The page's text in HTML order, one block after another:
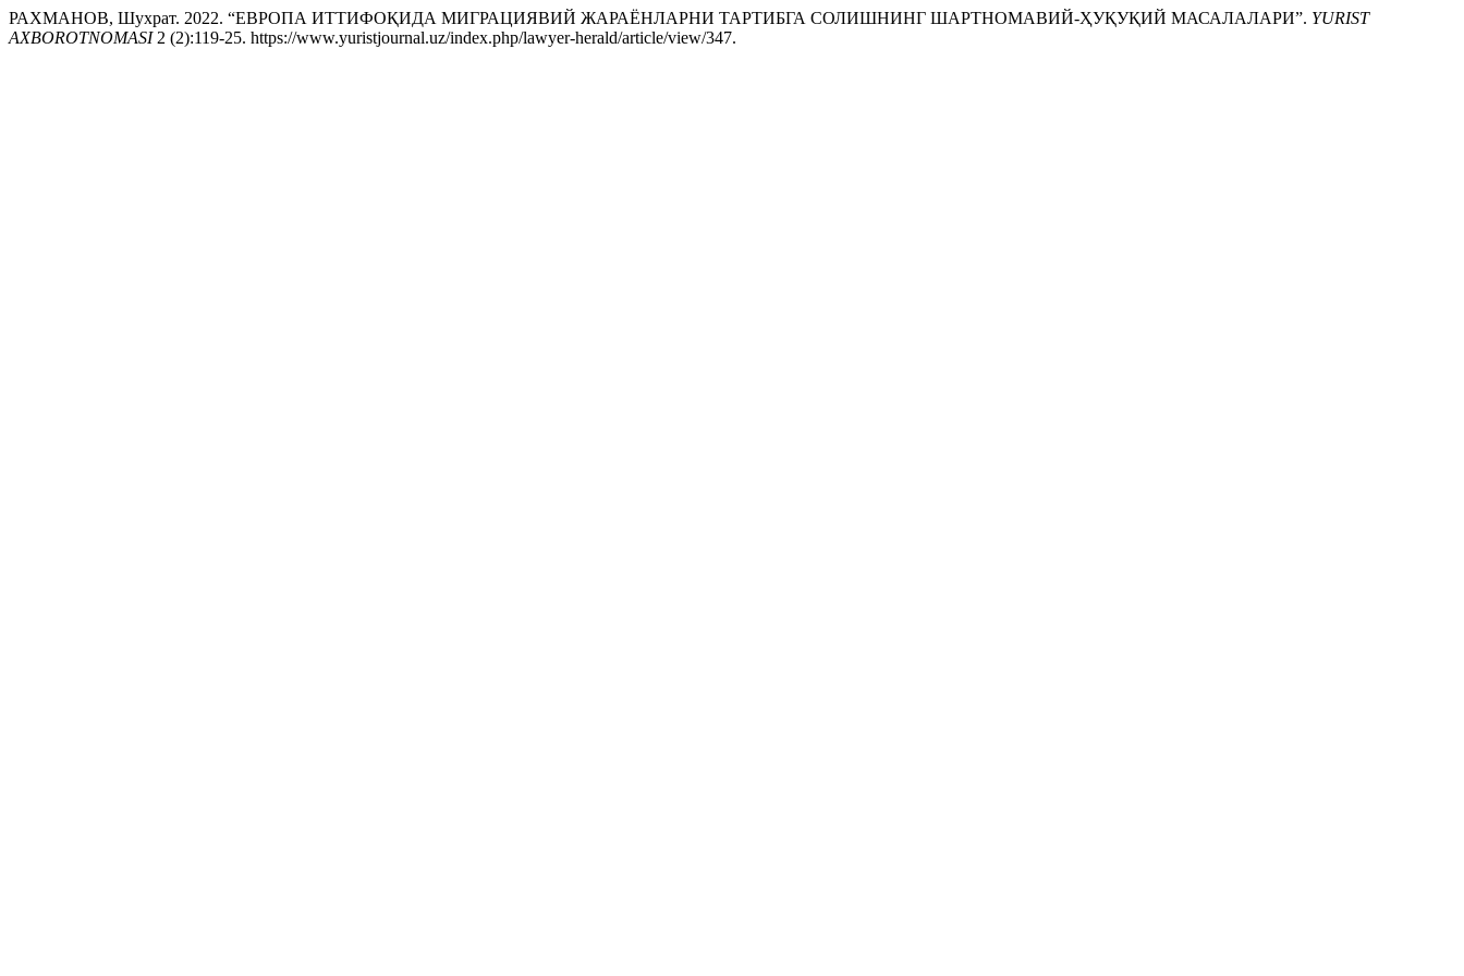
РАХМАНОВ, Шухрат. 2022. “ЕВРОПА ИТТИФОҚИДА МИГРАЦИЯВИЙ ЖАРАЁНЛАРНИ ТАРТИБГА СОЛИШНИНГ ШАРТНОМАВИЙ-ҲУҚУҚИЙ МАСАЛАЛАРИ”. YURIST
AXBOROTNOMASI2 (2):119-25. https://www.yuristjournal.uz/index.php/lawyer-herald/article/view/347.